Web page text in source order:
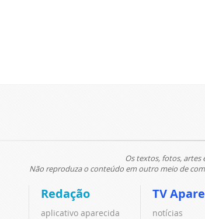
Os textos, fotos, artes
Não reproduza o conteúdo em outro meio de
Redação
aplicativo aparecida
TV
notícias